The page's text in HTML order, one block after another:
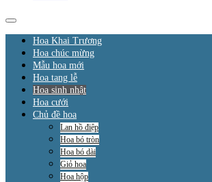
Hoa Khai Trương
Hoa chúc mừng
Mẫu hoa mới
Hoa tang lễ
Hoa sinh nhật
Hoa cưới
Chủ đề hoa
Lan hồ điệp
Hoa bó tròn
Hoa bó dài
Giỏ hoa
Hoa hộp